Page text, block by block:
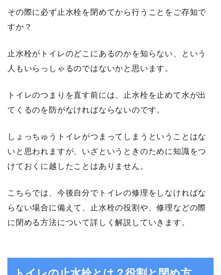
その際に必ず止水栓を閉めてから行うことをご存知で
すか？
止水栓がトイレのどこにあるのかを知らない、という
人もいらっしゃるのではないかと思います。
トイレのつまりを直す前には、止水栓を止めて水が出
てくるのを防がなければならないのです。
しょっちゅうトイレがつまってしまうということはな
いと思われますが、いざというときのために知識をつ
けておくに越したことはありません。
こちらでは、今後自分でトイレの修理をしなければな
らない場合に備えて、止水栓の役割や、修理などの際
に閉める方法について詳しく解説していきます。